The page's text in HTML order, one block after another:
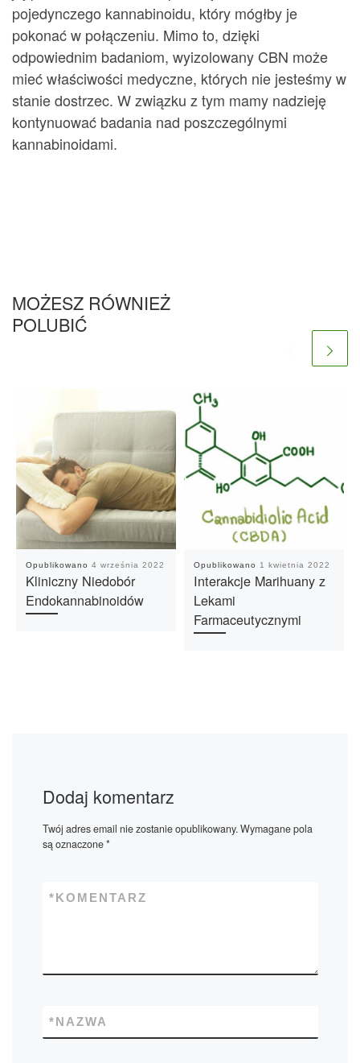
pojedynczego kannabinoidu, który mógłby je
pokonać w połączeniu. Mimo to, dzięki
odpowiednim badaniom, wyizolowany CBN może
mieć właściwości medyczne, których nie jesteśmy w
stanie dostrzec. W związku z tym mamy nadzieję
kontynuować badania nad poszczególnymi
kannabinoidami.
MOŻESZ RÓWNIEŻ
POLUBIĆ
Opublikowano 4 września 2022
Kliniczny Niedobór
Endokannabinoidów
Opublikowano 1 kwietnia 2022
Interakcje Marihuany z
Lekami
Farmaceutycznymi
Dodaj komentarz
Twój adres email nie zostanie opublikowany.Wymagane pola
są oznaczone*
KOMENTARZ
*
NAZWA
*